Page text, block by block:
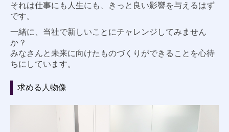
それは仕事にも人生にも、きっと良い影響を与えるはず
です。
一緒に、当社で新しいことにチャレンジしてみません
か？
みなさんと未来に向けたものづくりができることを心待
ちにしています。
求める人物像